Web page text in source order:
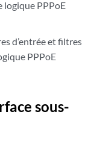
logique PPPoE
d’entrée et filtres
PPPoE
sous-